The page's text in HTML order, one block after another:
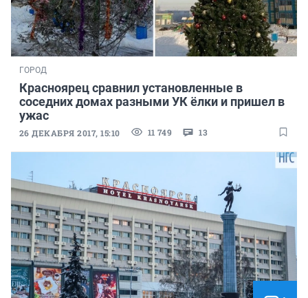
ГОРОД
Красноярец сравнил установленные в
соседних домах разными УК ёлки и пришел в
ужас
26 ДЕКАБРЯ 2017, 15:10 11 749 13